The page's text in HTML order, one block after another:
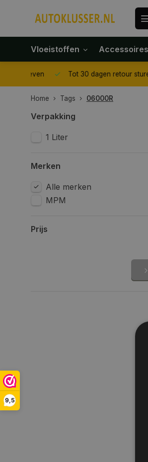
9,5
Vloeistoffen Accessoires
Tot 30 dagen retour sturen.
Home Tags 06000R
Verpakking
1 Liter
Merken
Alle merken
MPM
Prijs